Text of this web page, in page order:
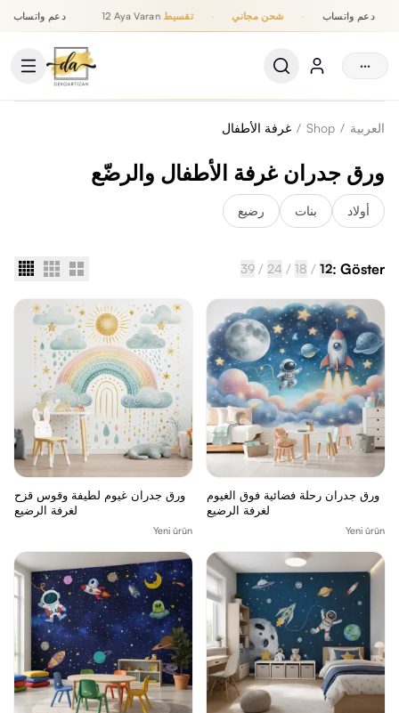
دعم واتساب 12 Aya Varan تقسيط شحن مجاني دعم واتساب
···
العربية /
Shop
/ غرفة الأطفال
ورق جدران غرفة الأطفال والرضّع
أولاد بنات رضيع
Göster :
12
/
18
/
24
/
39
ورق جدران رحلة فضائية فوق الغيوم
لغرفة الرضيع
Yeni ürün
ورق جدران غيوم لطيفة وقوس قزح
لغرفة الرضيع
Yeni ürün